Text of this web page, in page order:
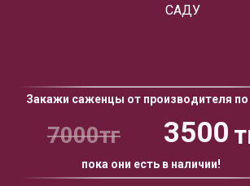
Закажи саженцы от производителя по
САДУ
3500
7000тг
пока они есть в наличии!